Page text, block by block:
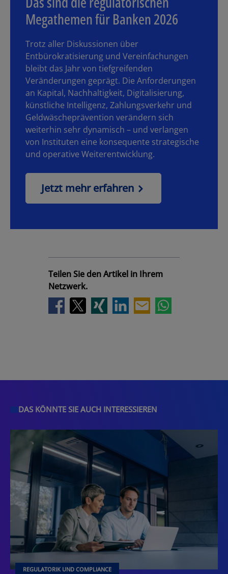
Megathemen für Banken 2026
Trotz aller Diskussionen über
Entbürokratisierung und Vereinfachungen
bleibt das Jahr von tiefgreifenden
Veränderungen geprägt. Die Anforderungen
an Kapital, Nachhaltigkeit, Digitalisierung,
künstliche Intelligenz, Zahlungsverkehr und
Geldwäscheprävention verändern sich
weiterhin sehr dynamisch – und verlangen
von Instituten eine konsequente strategische
und operative Weiterentwicklung.
Jetzt mehr erfahren
Teilen Sie den Artikel in Ihrem
Netzwerk.
DAS KÖNNTE SIE AUCH INTERESSIEREN
REGULATORIK UND COMPLIANCE